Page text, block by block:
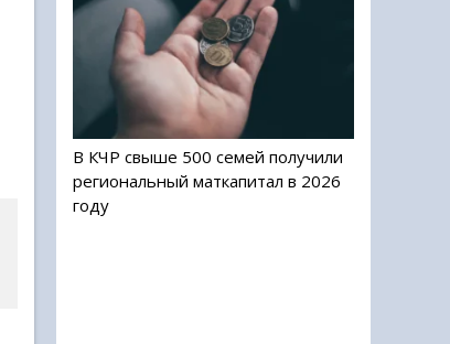
В КЧР свыше 500 семей получили
региональный маткапитал в 2026
году